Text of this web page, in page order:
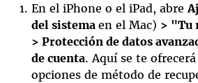
En el iPhone o el iPad, abre
del sistema en el Mac) > "Tu
> Protección de datos
de cuenta. Aquí se te
opciones de método de